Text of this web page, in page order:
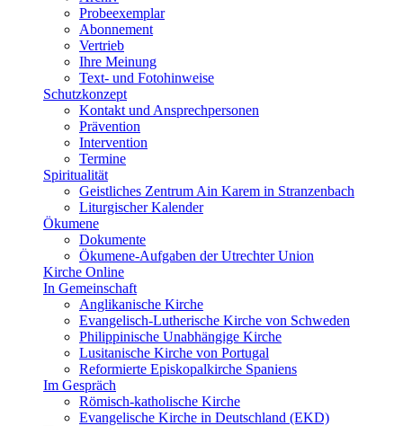
Probeexemplar
Abonnement
Vertrieb
Ihre Meinung
Text- und Fotohinweise
Schutzkonzept
Kontakt und Ansprechpersonen
Prävention
Intervention
Termine
Spiritualität
Geistliches Zentrum Ain Karem in Stranzenbach
Liturgischer Kalender
Ökumene
Dokumente
Ökumene-Aufgaben der Utrechter Union
Kirche Online
In Gemeinschaft
Anglikanische Kirche
Evangelisch-Lutherische Kirche von Schweden
Philippinische Unabhängige Kirche
Lusitanische Kirche von Portugal
Reformierte Episkopalkirche Spaniens
Im Gespräch
Römisch-katholische Kirche
Evangelische Kirche in Deutschland (EKD)